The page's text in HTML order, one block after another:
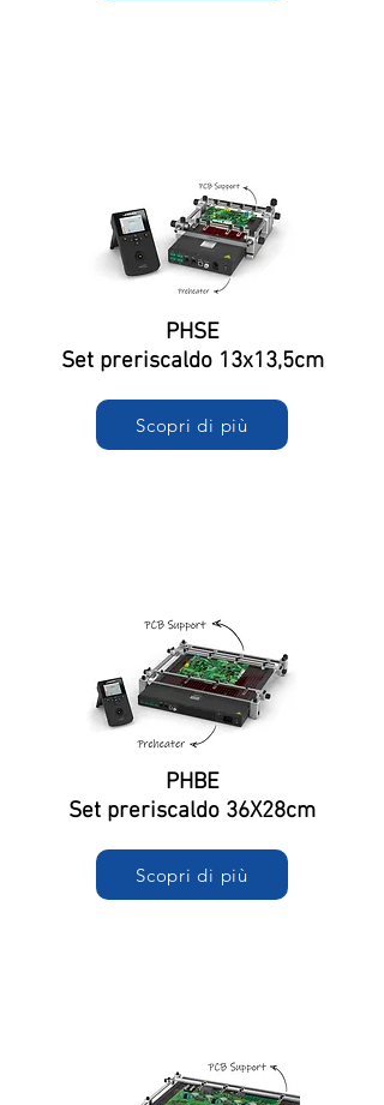
PHSE
Set preriscaldo 13x13,5cm
Scopri di più
PHBE
Set preriscaldo 36X28cm
Scopri di più